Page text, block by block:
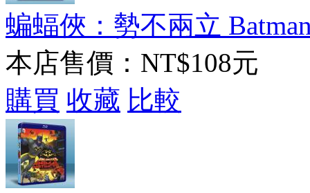
蝙蝠俠：勢不兩立
本店售價： NT$108元
購買 收藏 比較